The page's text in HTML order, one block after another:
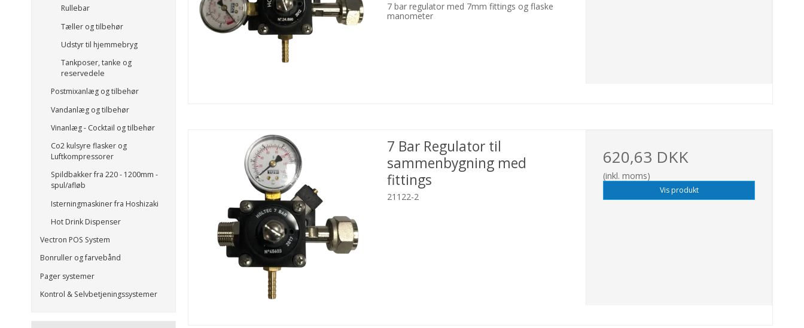
Rullebar
Tæller og tilbehør
Udstyr til hjemmebryg
Tankposer, tanke og
reservedele
Postmixanlæg og tilbehør
Vandanlæg og tilbehør
Vinanlæg - Cocktail og tilbehør
Co2 kulsyre flasker og
Luftkompressorer
Spildbakker fra 220 - 1200mm -
spul/afløb
Isterningmaskiner fra Hoshizaki
Hot Drink Dispenser
Vectron POS System
Bonruller og farvebånd
Pager systemer
Kontrol & Selvbetjeningssystemer
7 bar regulator med 7mm fittings og flaske
manometer
7 Bar Regulator til
sammenbygning med
fittings
21122-2
620,63 DKK
(inkl. moms)
Vis produkt